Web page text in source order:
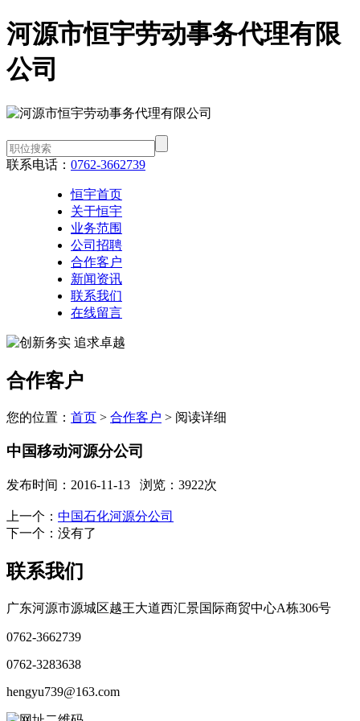
河源市恒宇劳动事务代理有限
公司
联系电话： 0762-3662739
恒宇首页
关于恒宇
业务范围
公司招聘
合作客户
新闻资讯
联系我们
在线留言
合作客户
您的位置： 首页 > 合作客户 > 阅读详细
中国移动河源分公司
发布时间：2016-11-13 浏览：3922次
上一个： 中国石化河源分公司
下一个：没有了
联系我们
广东河源市源城区越王大道西汇景国际商贸中心A栋306号
0762-3662739
0762-3283638
hengyu739@163.com